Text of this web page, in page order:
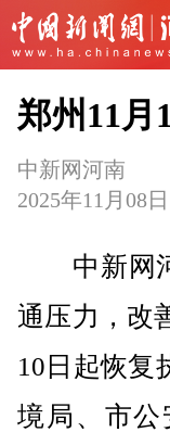
郑州11月
中新网河南
2025年11月08
中新网河
通压力，改
10日起恢复
境局、市